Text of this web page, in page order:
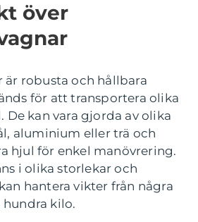
över
är robusta och hållbara
för att transportera olika
De kan vara gjorda av olika
aluminium eller trä och
hjul för enkel manövrering.
i olika storlekar och
hantera vikter från några
kilo.